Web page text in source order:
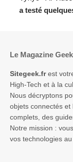
a testé
Le Magazine
Sitegeek.frest
High-Tech et à la
Nous décryptons
objets connectés et
complets, des
Notre mission :
vos technologies au